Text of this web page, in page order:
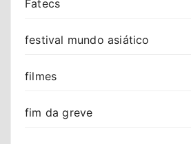
Fatecs
festival mundo asiático
filmes
fim da greve